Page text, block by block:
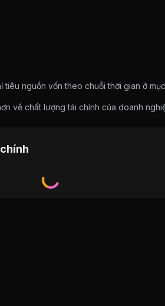
tiêu nguồn vốn theo chuỗi thời gian ở mục
về chất lượng tài chính của doanh